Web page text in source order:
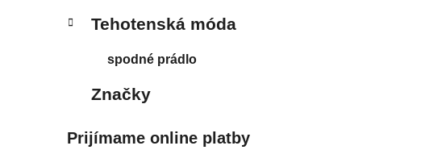
Tehotenská móda
spodné prádlo
Značky
Prijímame online platby